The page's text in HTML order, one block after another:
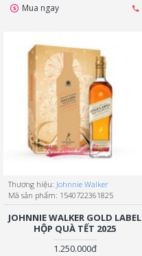
Mua ngay
Thương hiệu: Johnnie Walker
Mã sản phẩm: 1540722361825
JOHNNIE WALKER GOLD LABEL
HỘP QUÀ TẾT 2025
1.250.000đ